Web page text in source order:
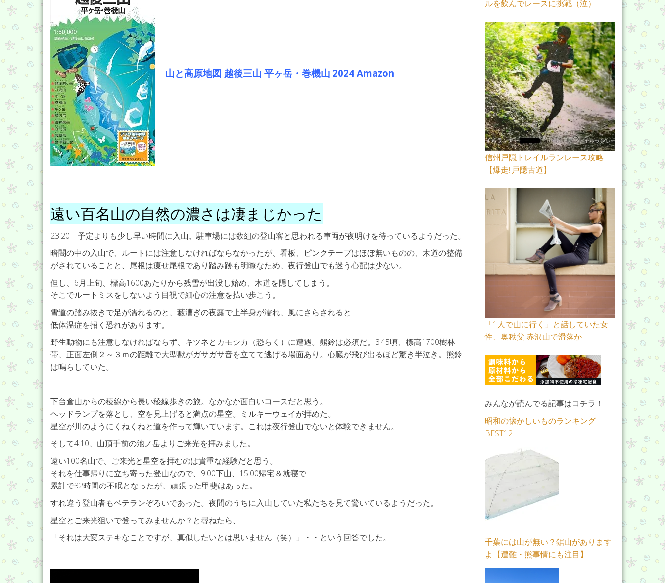
山と高原地図 越後三山 平ヶ岳・巻機山 2024 Amazon
遠い百名山の自然の濃さは凄まじかった
23:20 予定よりも少し早い時間に入山。駐車場には数組の登山客と思われる車両が夜明けを待っているようだった。
暗闇の中の入山で、ルートには注意しなければならなかったが、看板、ピンクテープはほぼ無いものの、木道の整備
がされていることと、尾根は痩せ尾根であり踏み跡も明瞭なため、夜行登山でも迷う心配は少ない。
但し、6月上旬、標高1600あたりから残雪が出没し始め、木道を隠してしまう。
そこでルートミスをしないよう目視で細心の注意を払い歩こう。
雪道の踏み抜きで足が濡れるのと、藪漕ぎの夜露で上半身が濡れ、風にさらされると
低体温症を招く恐れがあります。
野生動物にも注意しなければならず、キツネとカモシカ（恐らく）に遭遇。熊鈴は必須だ。3:45頃、標高1700樹林
帯、正面左側２～３ｍの距離で大型獣がガサガサ音を立てて逃げる場面あり。心臓が飛び出るほど驚き半泣き。熊鈴
は鳴らしていた。
下台倉山からの稜線から長い稜線歩きの旅。なかなか面白いコースだと思う。
ヘッドランプを落とし、空を見上げると満点の星空。ミルキーウェイが拝めた。
星空が川のようにくねくねと道を作って輝いています。これは夜行登山でないと体験できません。
そして4:10、山頂手前の池ノ岳よりご来光を拝みました。
遠い100名山で、ご来光と星空を拝むのは貴重な経験だと思う。
それを仕事帰りに立ち寄った登山なので、9:00下山、15:00帰宅＆就寝で
累計で32時間の不眠となったが、頑張った甲斐はあった。
すれ違う登山者もベテランぞろいであった。夜間のうちに入山していた私たちを見て驚いているようだった。
星空とご来光狙いで登ってみませんか？と尋ねたら、
「それは大変ステキなことですが、真似したいとは思いません（笑）」・・という回答でした。
ルを飲んでレースに挑戦（泣）
信州戸隠トレイルランレース攻略
【爆走!!戸隠古道】
「1人で山に行く」と話していた女
性、奥秩父 赤沢山で滑落か
みんなが読んでる記事はコチラ！
昭和の懐かしいものランキング
BEST12
千葉には山が無い？鋸山があります
よ【遭難・熊事情にも注目】